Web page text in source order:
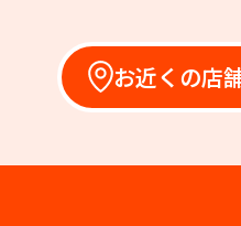
お近くの店